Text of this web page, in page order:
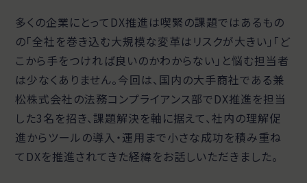
多くの企業にとってDX推進は喫緊の課題ではあるもの
の「全社を巻き込む大規模な変革はリスクが大きい」「ど
こから手をつければ良いのかわからない」と悩む担当者
は少なくありません。今回は、国内の大手商社である兼
松株式会社の法務コンプライアンス部でDX推進を担当
した3名を招き、課題解決を軸に据えて、社内の理解促
進からツールの導入・運用まで小さな成功を積み重ね
てDXを推進されてきた経緯をお話しいただきました。